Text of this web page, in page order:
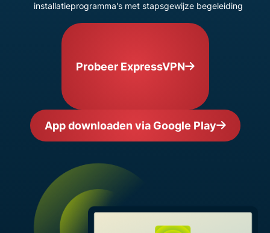
installatieprogramma's met stapsgewijze begeleiding
Probeer ExpressVPN
App downloaden via Google Play